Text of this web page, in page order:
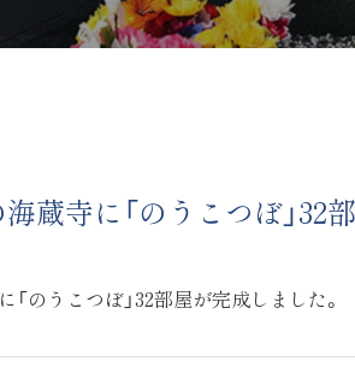
蔵寺に「のうこつぼ」32
のうこつぼ」32部屋が完成しました。